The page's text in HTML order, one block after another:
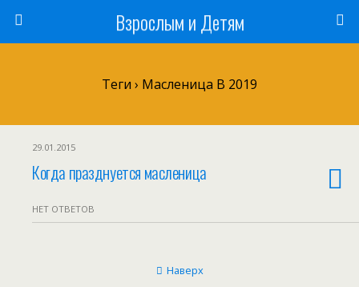
Взрослым и Детям
Теги › Масленица В 2019
29.01.2015
Когда празднуется масленица
НЕТ ОТВЕТОВ
Наверх